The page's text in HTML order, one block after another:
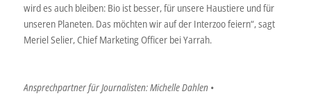
wird es auch bleiben: Bio ist besser, für unsere Haustiere und für
unseren Planeten. Das möchten wir auf der Interzoo feiern“, sagt
Meriel Selier, Chief Marketing Officer bei Yarrah.
Ansprechpartner für Journalisten: Michelle Dahlen •